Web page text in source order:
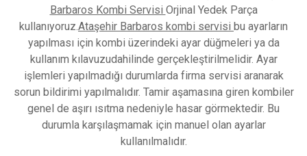
Barbaros Kombi Servisi Orjinal Yedek Parça
kullanıyoruz. Ataşehir Barbaros kombi servisi bu ayarların
yapılması için kombi üzerindeki ayar düğmeleri ya da
kullanım kılavuzudahilinde gerçekleştirilmelidir. Ayar
işlemleri yapılmadığı durumlarda firma servisi aranarak
sorun bildirimi yapılmalıdır. Tamir aşamasına giren kombiler
genel de aşırı ısıtma nedeniyle hasar görmektedir. Bu
durumla karşılaşmamak için manuel olan ayarlar
kullanılmalıdır.